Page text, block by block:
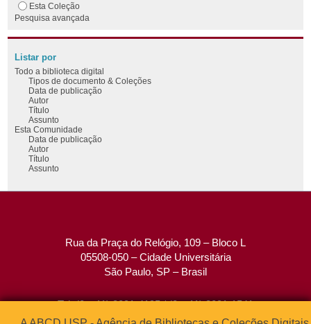
Esta Coleção
Pesquisa avançada
Listar por
Todo a biblioteca digital
Tipos de documento & Coleções
Data de publicação
Autor
Título
Assunto
Esta Comunidade
Data de publicação
Autor
Título
Assunto
Rua da Praça do Relógio, 109 – Bloco L
05508-050 – Cidade Universitária
São Paulo, SP – Brasil
Tel: (0xx11) 3091-4195 / (0xx11) 3091-1541
Fax: (0xx11) 3091-1567